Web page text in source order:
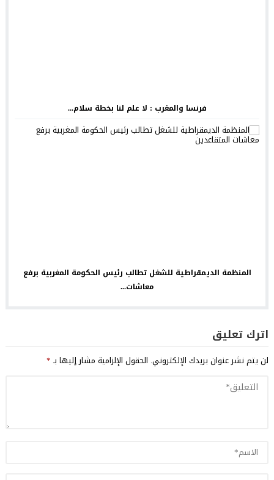
فرنسا والمغرب : لا علم لنا بخطة سلام...
المنظمة الديمقراطية للشغل تطالب رئيس الحكومة المغربية برفع
معاشات...
اترك تعليق
لن يتم نشر عنوان بريدك الإلكتروني. الحقول الإلزامية مشار إليها بـ*